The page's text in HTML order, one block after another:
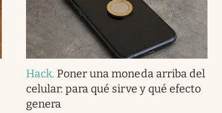
Hack. Poner una moneda arriba del
celular: para qué sirve y qué efecto
genera